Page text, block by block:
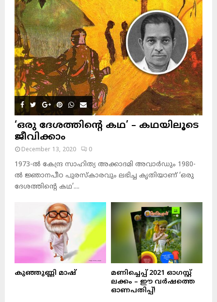
‘ഒരു ദേശത്തിന്റെ കഥ’ – കഥയിലൂടെ
ജീവിക്കാം
December 13, 2020 0
1973-ല്‍ കേന്ദ്ര സാഹിത്യ അക്കാദമി അവാര്‍ഡും 1980-
ല്‍ ജ്ഞാനപീഠ പുരസ്‌കാരവും ലഭിച്ച കൃതിയാണ് ‘ഒരു
ദേശത്തിന്റെ കഥ’....
കുഞ്ഞുണ്ണി മാഷ്‌
മണിച്ചെപ്പ് 2021 ഓഗസ്റ്റ്
ലക്കം – ഈ വർഷത്തെ
ഓണപതിപ്പ്!